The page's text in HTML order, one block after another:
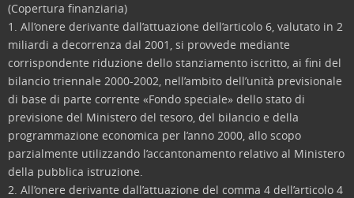
(Copertura finanziaria)
1. All’onere derivante dall’attuazione dell’articolo 6, valutato in 2
miliardi a decorrenza dal 2001, si provvede mediante
corrispondente riduzione dello stanziamento iscritto, ai fini del
bilancio triennale 2000-2002, nell’ambito dell’unità previsionale
di base di parte corrente «Fondo speciale» dello stato di
previsione del Ministero del tesoro, del bilancio e della
programmazione economica per l’anno 2000, allo scopo
parzialmente utilizzando l’accantonamento relativo al Ministero
della pubblica istruzione.
2. All’onere derivante dall’attuazione del comma 4 dell’articolo 4